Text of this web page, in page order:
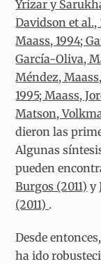
Yrízar y
Davidson et al.,
Maass, 1994;
García-Oliva,
Méndez,
1995; Maass,
Matson,
dieron las
Algunas
pueden
Burgos (2011) y
(2011) .
Desde
ha ido